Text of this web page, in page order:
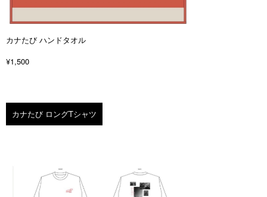
カナたび ハンドタオル
¥1,500
カナたび ロングTシャツ